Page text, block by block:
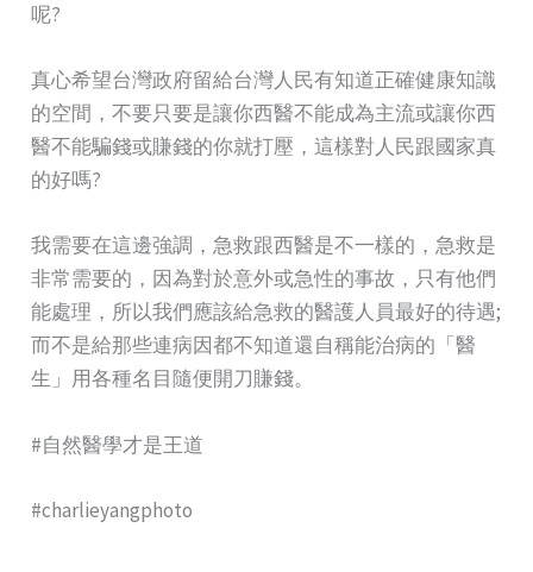
呢?
真心希望台灣政府留給台灣人民有知道正確健康知識
的空間，不要只要是讓你西醫不能成為主流或讓你西
醫不能騙錢或賺錢的你就打壓，這樣對人民跟國家真
的好嗎?
我需要在這邊強調，急救跟西醫是不一樣的，急救是
非常需要的，因為對於意外或急性的事故，只有他們
能處理，所以我們應該給急救的醫護人員最好的待遇;
而不是給那些連病因都不知道還自稱能治病的「醫
生」用各種名目隨便開刀賺錢。
#自然醫學才是王道
#charlieyangphoto